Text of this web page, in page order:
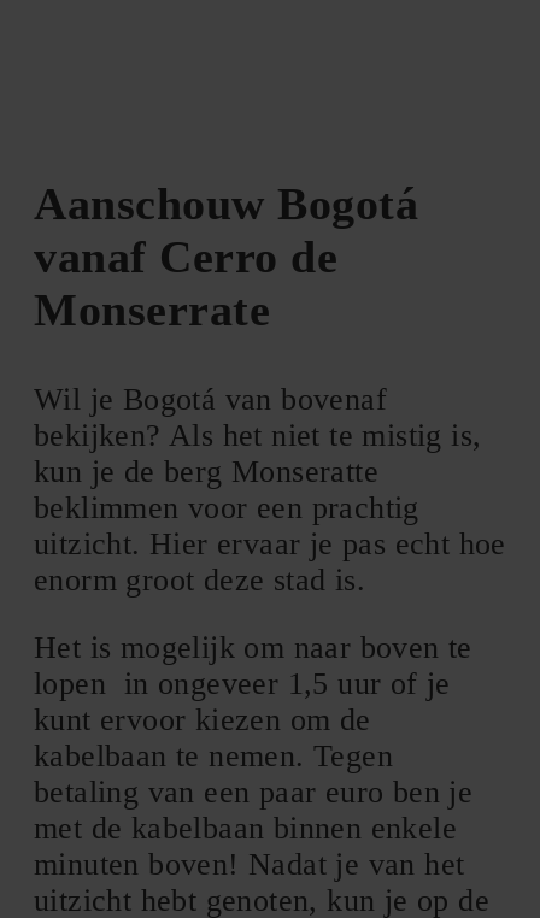
Aanschouw Bogotá
vanaf Cerro de
Monserrate
Wil je Bogotá van bovenaf
bekijken? Als het niet te mistig is,
kun je de berg Monseratte
beklimmen voor een prachtig
uitzicht. Hier ervaar je pas echt hoe
enorm groot deze stad is.
Het is mogelijk om naar boven te
lopen in ongeveer 1,5 uur of je
kunt ervoor kiezen om de
kabelbaan te nemen. Tegen
betaling van een paar euro ben je
met de kabelbaan binnen enkele
minuten boven! Nadat je van het
uitzicht hebt genoten, kun je op de